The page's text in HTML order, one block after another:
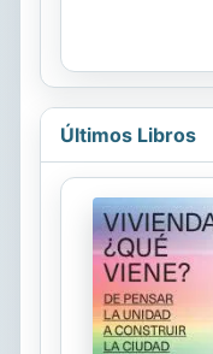
de
por
que
en
de
Últimos Libros